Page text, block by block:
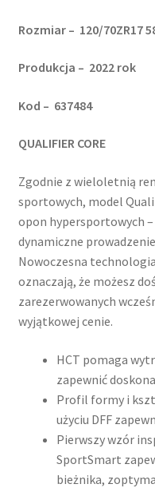
Rozmiar – 120/70ZR17
Produkcja – 2022 rok
Kod – 637484
QUALIFIER CORE
Zgodnie z wieloletnią
sportowych, model
opon hypersportowych –
dynamiczne
Nowoczesna
oznaczają, że możesz
zarezerwowanych
wyjątkowej cenie.
HCT pomaga
zapewnić
Profil formy i
użyciu DFF
Pierwszy wzór
SportSmart
bieżnika,